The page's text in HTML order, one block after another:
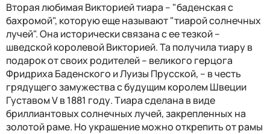
Вторая любимая Викторией тиара – "баденская с
бахромой", которую еще называют "тиарой солнечных
лучей". Она исторически связана с ее тезкой –
шведской королевой Викторией. Та получила тиару в
подарок от своих родителей – великого герцога
Фридриха Баденского и Луизы Прусской, – в честь
грядущего замужества с будущим королем Швеции
Густавом V в 1881 году. Тиара сделана в виде
бриллиантовых солнечных лучей, закрепленных на
золотой раме. Но украшение можно открепить от рамы